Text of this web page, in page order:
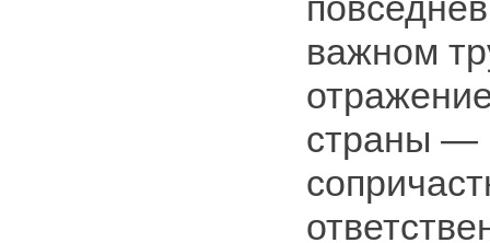
важном
страны —